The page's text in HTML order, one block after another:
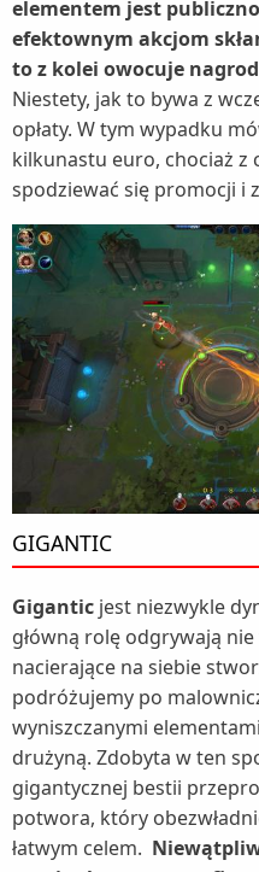
elementem jest
efektownym akcjom
to z kolei owocuje
Niestety, jak to bywa z
opłaty. W tym wypadku
kilkunastu euro, chociaż z
spodziewać się promocji i
GIGANTIC
Gigantic jest niezwykle
główną rolę odgrywają
nacierające na siebie
podróżujemy po
wyniszczanymi
drużyną. Zdobyta w ten
gigantycznej bestii
potwora, który
łatwym celem.